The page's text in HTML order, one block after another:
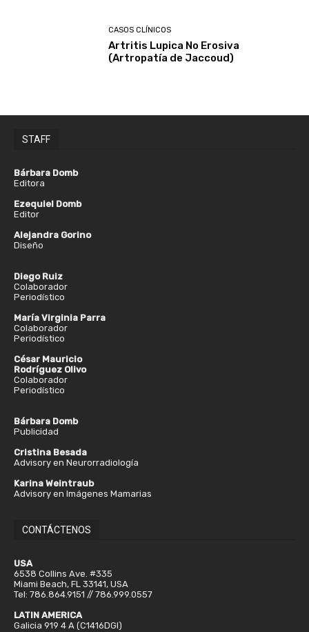
CASOS CLÍNICOS
Artritis Lupica No Erosiva
(Artropatía de Jaccoud)
STAFF
Bárbara Domb
Editora
Ezequiel Domb
Editor
Alejandra Gorino
Diseño
Diego Ruiz
Colaborador
Periodístico
María Virginia Parra
Colaborador
Periodístico
César Mauricio
Rodríguez Olivo
Colaborador
Periodístico
Bárbara Domb
Publicidad
Cristina Besada
Advisory en Neurorradiología
Karina Weintraub
Advisory en Imágenes Mamarias
CONTÁCTENOS
USA
6538 Collins Ave. #335
Miami Beach, FL 33141, USA
Tel: 786.864.9151 // 786.999.0557
LATIN AMERICA
Galicia 919 4 A (C1416DGI)